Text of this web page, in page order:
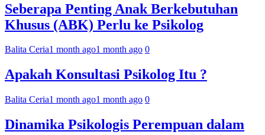
Seberapa Penting Anak Berkebutuhan
Khusus (ABK) Perlu ke Psikolog
Balita Ceria1 month ago1 month ago 0
Apakah Konsultasi Psikolog Itu ?
Balita Ceria1 month ago1 month ago 0
Dinamika Psikologis Perempuan dalam